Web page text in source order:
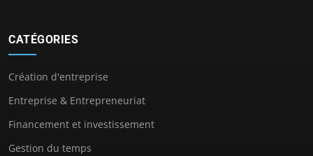
CATÉGORIES
Création d'entreprise
Entreprise & Entrepreneuriat
Financement et investissement
Gestion du temps